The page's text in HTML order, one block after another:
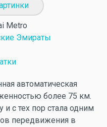
Metro
Эмираты
автоматическая
более 75 км.
с тех пор стала одним
передвижения в